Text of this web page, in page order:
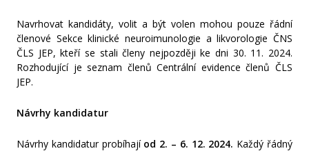
Navrhovat kandidáty, volit a být volen mohou pouze řádní
členové Sekce klinické neuroimunologie a likvorologie ČNS
ČLS JEP, kteří se stali členy nejpozději ke dni 30. 11. 2024.
Rozhodující je seznam členů Centrální evidence členů ČLS
JEP.
Návrhy kandidatur
Návrhy kandidatur probíhají od 2. – 6. 12. 2024. Každý řádný